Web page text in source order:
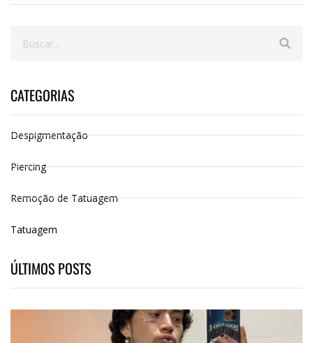
CATEGORIAS
Despigmentação
Piercing
Remoção de Tatuagem
Tatuagem
ÚLTIMOS POSTS